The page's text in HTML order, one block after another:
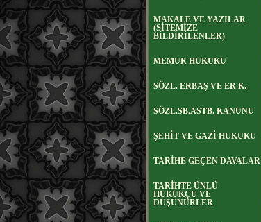
MAKALE VE YAZILAR
(SİTEMİZE
BİLDİRİLENLER)
MEMUR HUKUKU
SÖZL. ERBAŞ VE ER K.
SÖZL.SB.ASTB. KANUNU
ŞEHİT VE GAZİ HUKUKU
TARİHE GEÇEN DAVALAR
TARİHTE ÜNLÜ
HUKUKÇU VE
DÜŞÜNÜRLER